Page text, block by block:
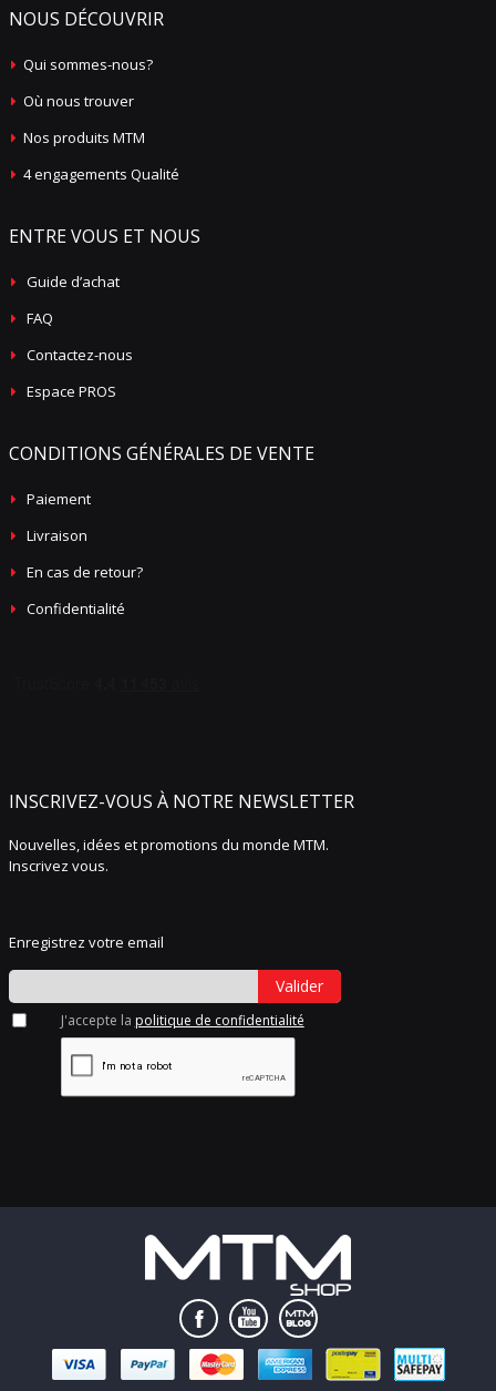
NOUS DÉCOUVRIR
Qui sommes-nous?
Où nous trouver
Nos produits MTM
4 engagements Qualité
ENTRE VOUS ET NOUS
Guide d’achat
FAQ
Contactez-nous
Espace PROS
CONDITIONS GÉNÉRALES DE VENTE
Paiement
Livraison
En cas de retour?
Confidentialité
INSCRIVEZ-VOUS À NOTRE NEWSLETTER
Nouvelles, idées et promotions du monde MTM.
Inscrivez vous.
Enregistrez votre email
Valider
J'accepte la politique de confidentialité